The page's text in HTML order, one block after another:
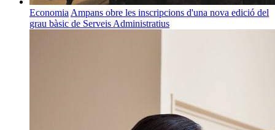
EconomiaAmpans obre les inscripcions d'una nova edició del
grau bàsic de Serveis Administratius